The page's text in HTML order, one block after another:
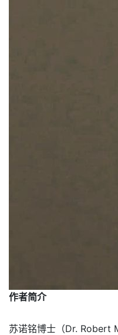
作者简介
苏诺铭博士（Dr. Robert